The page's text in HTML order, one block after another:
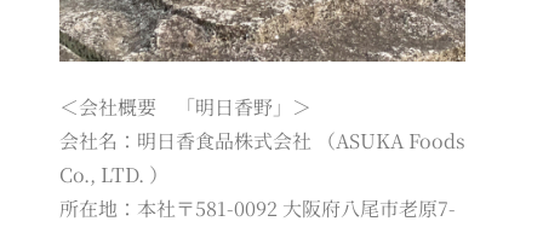
＜会社概要 「明日香野」＞
会社名：明日香食品株式会社 （ASUKA Foods
Co., LTD. ）
所在地：本社〒581-0092 大阪府八尾市老原7-